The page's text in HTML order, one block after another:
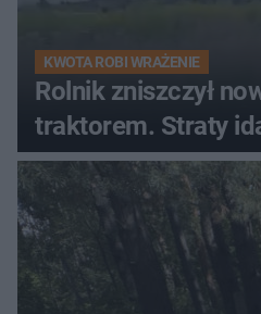
KWOTA ROBI WRAŻENIE
Rolnik zniszczył
traktorem. Straty